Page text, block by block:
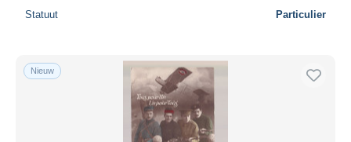
Statuut Particulier
Nieuw